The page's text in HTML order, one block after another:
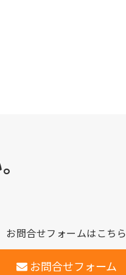
お問合せフォームはこちら
お問合せフォーム